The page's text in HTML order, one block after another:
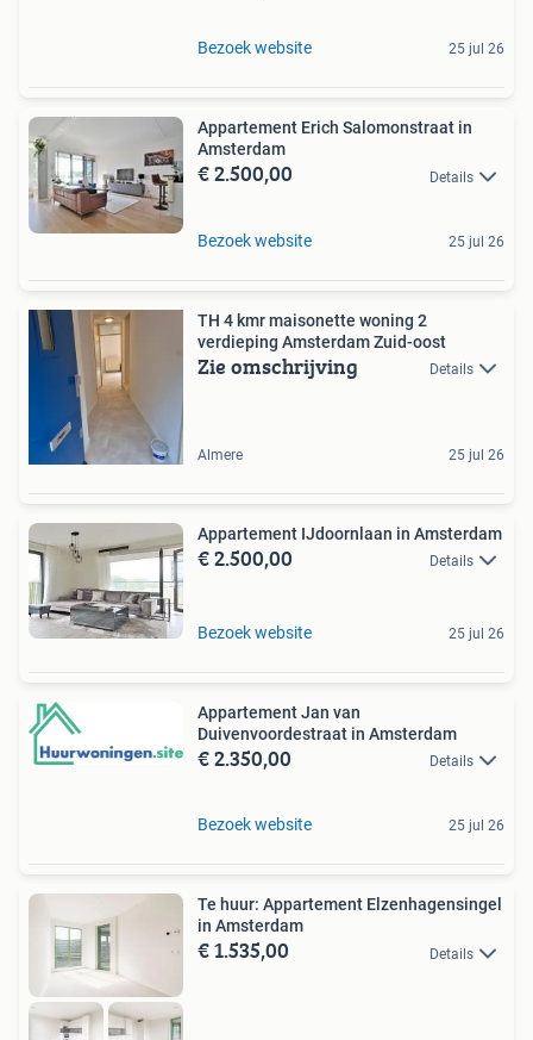
Bezoek website 25 jul 26
Appartement Erich Salomonstraat in
Amsterdam
€ 2.500,00 Details
Bezoek website 25 jul 26
TH 4 kmr maisonette woning 2
verdieping Amsterdam Zuid-oost
Zie omschrijving Details
Almere 25 jul 26
Appartement IJdoornlaan in Amsterdam
€ 2.500,00 Details
Bezoek website 25 jul 26
Appartement Jan van
Duivenvoordestraat in Amsterdam
€ 2.350,00 Details
Bezoek website 25 jul 26
Te huur: Appartement Elzenhagensingel
in Amsterdam
€ 1.535,00 Details